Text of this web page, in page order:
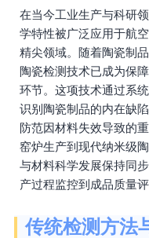
在当今工业生产与科研
学特性被广泛应用于航
精尖领域。随着陶瓷制
陶瓷检测技术已成为保
环节。这项技术通过系
识别陶瓷制品的内在缺
防范因材料失效导致的
窑炉生产到现代纳米级
与材料科学发展保持同
产过程监控到成品质量
传统检测方法